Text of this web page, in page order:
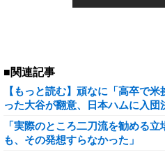
■関連記事
【もっと読む】頑なに「高卒で
った大谷が翻意、日本ハムに入団
「実際のところ二刀流を勧める
も、その発想すらなかった」